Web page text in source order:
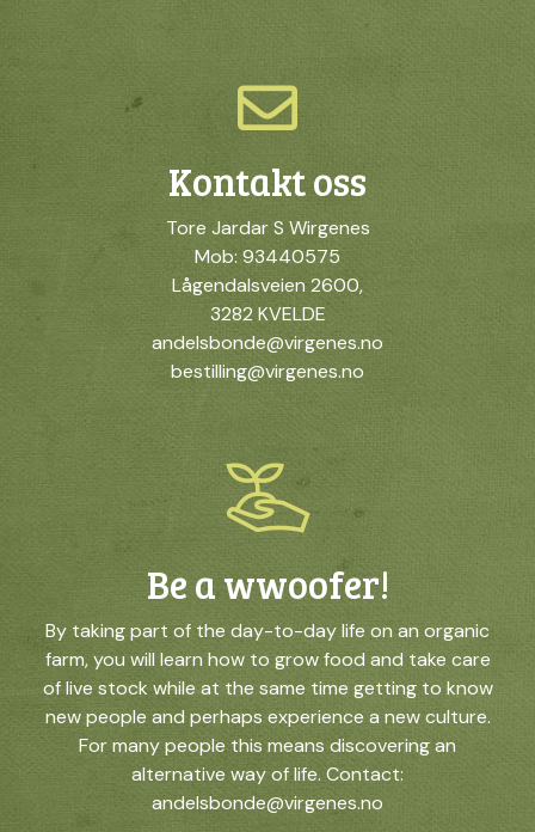
Kontakt oss
Tore Jardar S Wirgenes
Mob: 93440575
Lågendalsveien 2600,
3282 KVELDE
andelsbonde@virgenes.no
bestilling@virgenes.no
Be a wwoofer!
By taking part of the day-to-day life on an organic
farm, you will learn how to grow food and take care
of live stock while at the same time getting to know
new people and perhaps experience a new culture.
For many people this means discovering an
alternative way of life. Contact:
andelsbonde@virgenes.no